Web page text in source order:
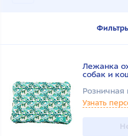
Лежанка
собак и
Розничная
Узнать